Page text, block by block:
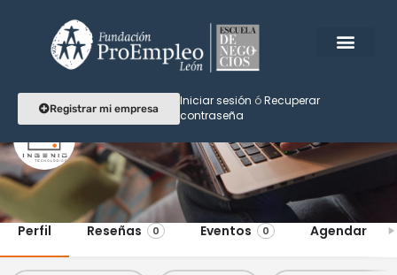
Registrar mi empresa
Iniciar sesión óRecuperar
contraseña
Ingenio tecnológico
Perfil Reseñas 0 Eventos 0 Agendar